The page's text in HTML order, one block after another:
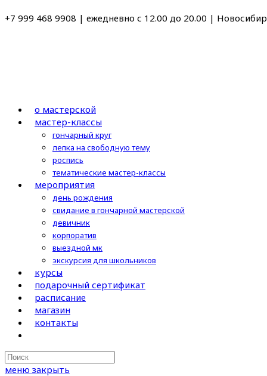
к
+7 999 468 9908 | ежедневно с 12.00 до 20.00 |
о мастерской
мастер-классы
гончарный круг
лепка на свободную тему
роспись
тематические мастер-классы
мероприятия
день рождения
свидание в гончарной мастерской
девичник
корпоратив
выездной мк
экскурсия для школьников
курсы
подарочный сертификат
расписание
магазин
контакты
Search
this
меню закрыть